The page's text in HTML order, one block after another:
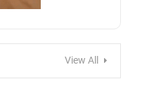
View All